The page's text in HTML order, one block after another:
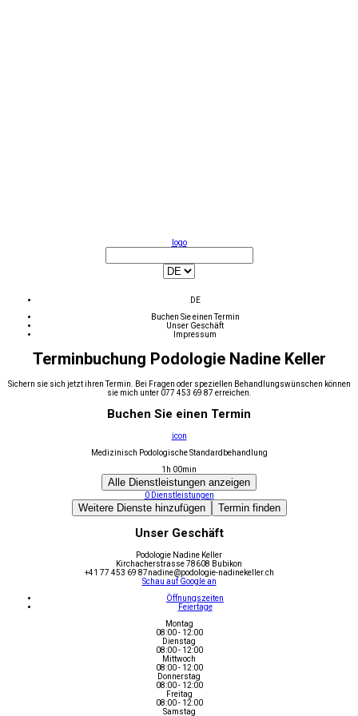
logo
DE
Buchen Sie einen Termin
Unser Geschäft
Impressum
Terminbuchung Podologie Nadine Keller
Sichern sie sich jetzt ihren Termin. Bei Fragen oder speziellen Behandlungswünschen können
sie mich unter 077 453 69 87 erreichen.
Buchen Sie einen Termin
icon
Medizinisch Podologische Standardbehandlung
1h 00min
Alle Dienstleistungen anzeigen
0 Dienstleistungen
Weitere Dienste hinzufügen Termin finden
Unser Geschäft
Podologie Nadine Keller
Kirchacherstrasse 78608 Bubikon
+41 77 453 69 87nadine@podologie-nadinekeller.ch
Schau auf Google an
Öffnungszeiten
Feiertage
Montag
08:00 - 12:00
Dienstag
08:00 - 12:00
Mittwoch
08:00 - 12:00
Donnerstag
08:00 - 12:00
Freitag
08:00 - 12:00
Samstag